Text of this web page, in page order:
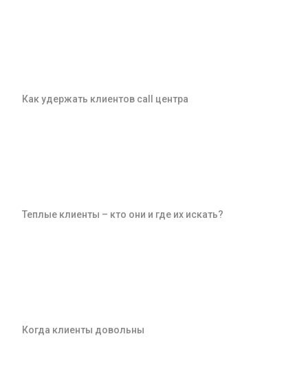
Как удержать клиентов call центра
Теплые клиенты – кто они и где их искать?
Когда клиенты довольны